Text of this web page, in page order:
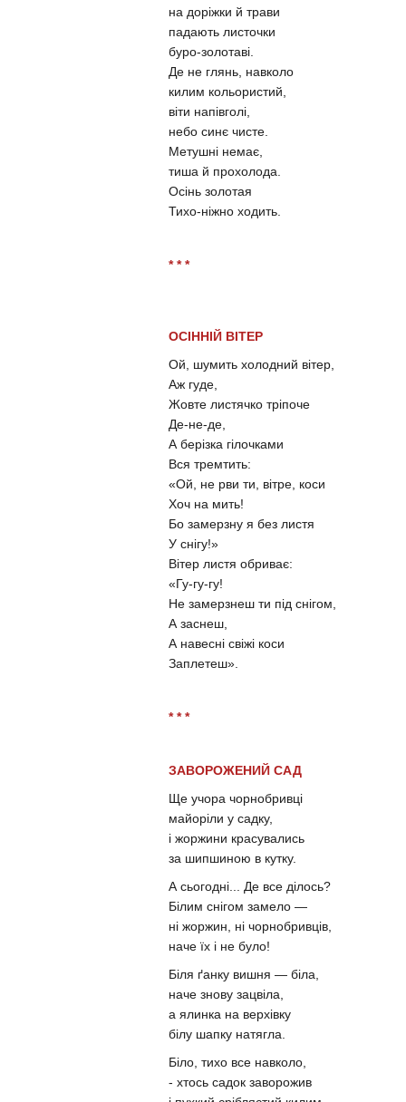
на доріжки й трави
падають листочки
буро-золотаві.
Де не глянь, навколо
килим кольористий,
віти напівголі,
небо синє чисте.
Метушні немає,
тиша й прохолода.
Осінь золотая
Тихо-ніжно ходить.
* * *
ОСІННІЙ ВІТЕР
Ой, шумить холодний вітер,
Аж гуде,
Жовте листячко тріпоче
Де-не-де,
А берізка гілочками
Вся тремтить:
«Ой, не рви ти, вітре, коси
Хоч на мить!
Бо замерзну я без листя
У снігу!»
Вітер листя обриває:
«Гу-гу-гу!
Не замерзнеш ти під снігом,
А заснеш,
А навесні свіжі коси
Заплетеш».
* * *
ЗАВОРОЖЕНИЙ САД
Ще учора чорнобривці
майоріли у садку,
і жоржини красувались
за шипшиною в кутку.
А сьогодні... Де все ділось?
Білим снігом замело —
ні жоржин, ні чорнобривців,
наче їх і не було!
Біля ґанку вишня — біла,
наче знову зацвіла,
а ялинка на верхівку
білу шапку натягла.
Біло, тихо все навколо,
- хтось садок заворожив